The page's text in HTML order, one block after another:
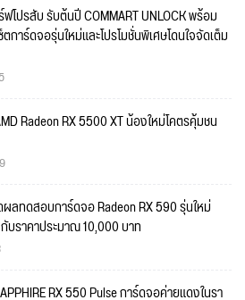
ฟโปรสับ รับต้นปี COMMART UNLOCK พร้อม
การ์ดจอรุ่นใหม่และโปรโมชั่นพิเศษโดนใจจัดเต็ม
Radeon RX 5500 XT น้องใหม่โคตรคุ้มชน
ลทดสอบการ์ดจอ Radeon RX 590 รุ่นใหม่
บราคาประมาณ 10,000 บาท
RX 550 Pulse การ์ดจอค่ายแดงในรา